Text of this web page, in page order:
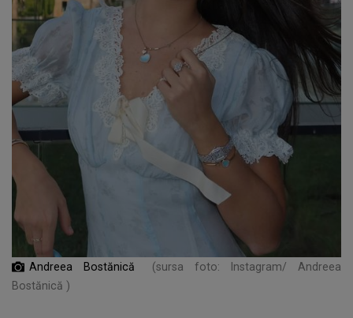
Andreea Bostănică
(sursa foto: Instagram/ Andreea
Bostănică )